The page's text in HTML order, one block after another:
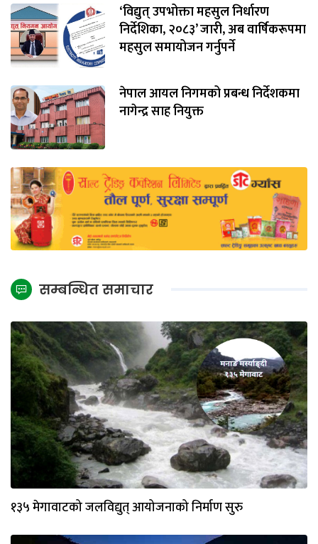
‘विद्युत् उपभोक्ता महसुल निर्धारण
निर्देशिका, २०८३’ जारी, अब वार्षिकरूपमा
महसुल समायोजन गर्नुपर्ने
नेपाल आयल निगमको प्रबन्ध निर्देशकमा
नागेन्द्र साह नियुक्त
सम्बन्धित समाचार
१३५ मेगावाटको जलविद्युत् आयोजनाको निर्माण सुरु